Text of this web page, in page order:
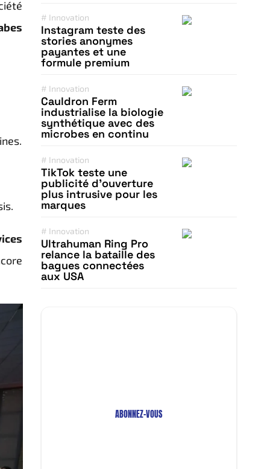
# Innovation
Instagram teste des
stories anonymes
payantes et une
formule premium
# Innovation
Cauldron Ferm
industrialise la biologie
synthétique avec des
microbes en continu
# Innovation
TikTok teste une
publicité d’ouverture
plus intrusive pour les
marques
# Innovation
Ultrahuman Ring Pro
relance la bataille des
bagues connectées
aux USA
ABONNEZ-VOUS